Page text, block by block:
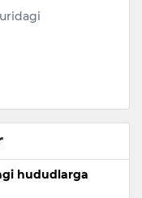
hududlarga